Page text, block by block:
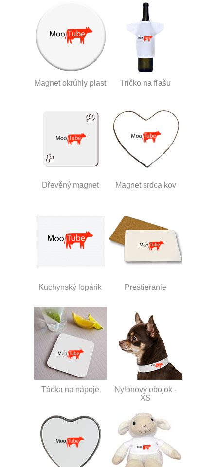
Magnet okrúhly plast Tričko na fľašu
Dřevěný magnet Magnet srdca kov
Kuchynský lopárik Prestieranie
Tácka na nápoje
Nylonový obojok -
XS